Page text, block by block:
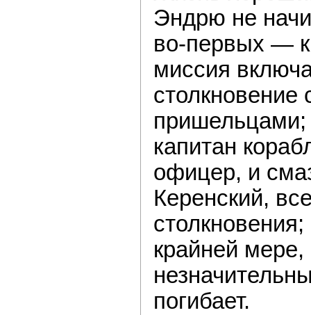
Эндрю не
во-первых —
миссия
столкновение
капитан
офицер, и
Керенский,
крайней мере,
погибает.